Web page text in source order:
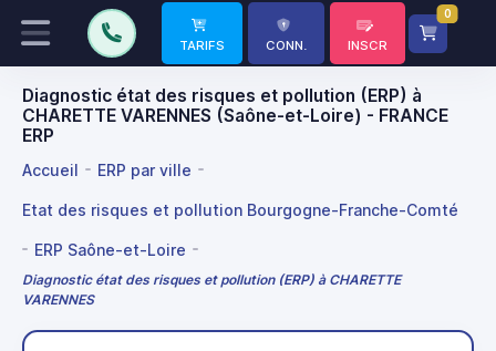
TARIFS CONN. INSCR
0
Diagnostic état des risques et pollution (ERP) à
CHARETTE VARENNES (Saône-et-Loire) - FRANCE
ERP
Accueil ERP par ville
Etat des risques et pollution Bourgogne-Franche-Comté
ERP Saône-et-Loire
Diagnostic état des risques et pollution (ERP) à CHARETTE
VARENNES